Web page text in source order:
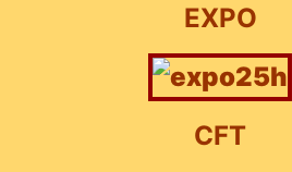
EXPO
CFT